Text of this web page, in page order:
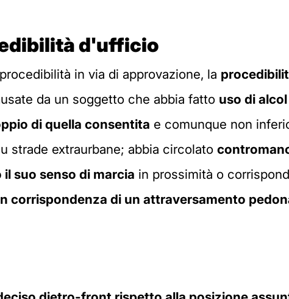
d'ufficio
in via di approvazione, la
da un soggetto che abbia fatto uso di
di quella consentita e comunque non
strade extraurbane; abbia circolato
suo senso di marcia in prossimità o
corrispondenza di un attraversamento